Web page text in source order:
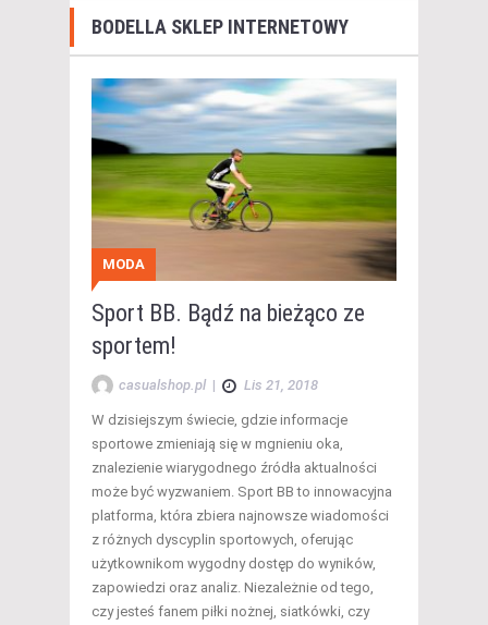
BODELLA SKLEP INTERNETOWY
MODA
Sport BB. Bądź na bieżąco ze
sportem!
casualshop.pl | Lis 21, 2018
W dzisiejszym świecie, gdzie informacje
sportowe zmieniają się w mgnieniu oka,
znalezienie wiarygodnego źródła aktualności
może być wyzwaniem. Sport BB to innowacyjna
platforma, która zbiera najnowsze wiadomości
z różnych dyscyplin sportowych, oferując
użytkownikom wygodny dostęp do wyników,
zapowiedzi oraz analiz. Niezależnie od tego,
czy jesteś fanem piłki nożnej, siatkówki, czy